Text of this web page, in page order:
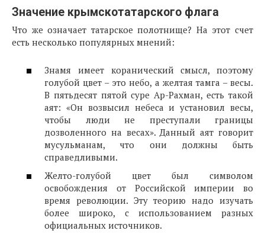
Значение крымскотатарского флага
Что же означает татарское полотнище? На этот счет
есть несколько популярных мнений:
Знамя имеет коранический смысл, поэтому
голубой цвет – это небо, а желтая тамга – весы.
В пятьдесят пятой суре Ар-Рахман, есть такой
аят: «Он возвысил небеса и установил весы,
чтобы люди не преступали границы
дозволенного на весах». Данный аят говорит
мусульманам, что они должны быть
справедливыми.
Желто-голубой цвет был символом
освобождения от Российской империи во
время революции. Эту теорию надо изучать
более широко, с использованием разных
официальных источников.